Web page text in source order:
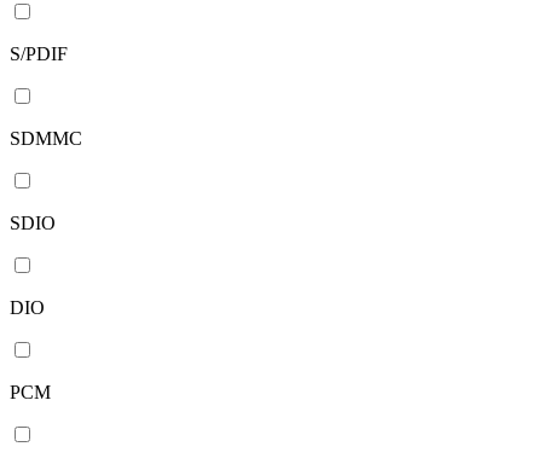
S/PDIF
SDMMC
SDIO
DIO
PCM